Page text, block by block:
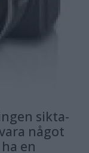
sikta-
något
en